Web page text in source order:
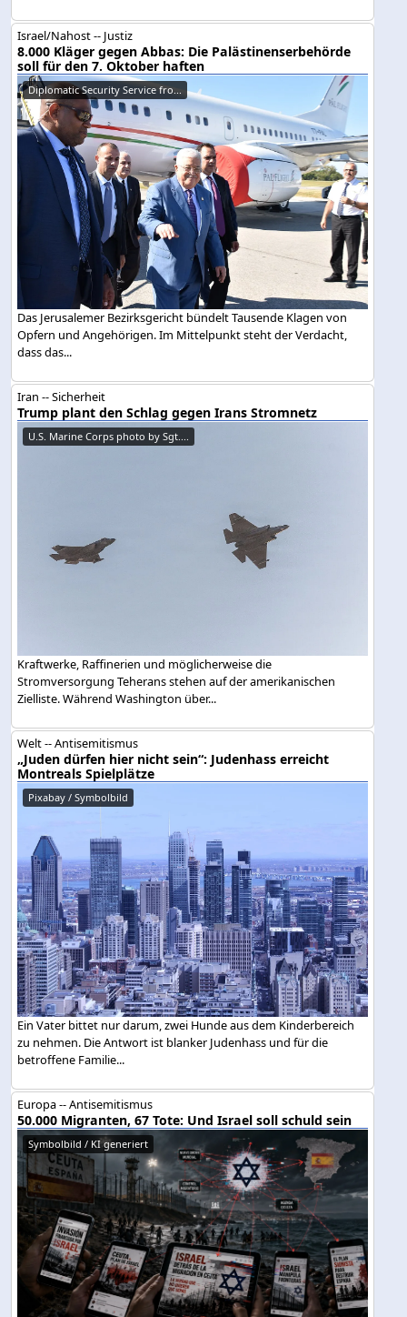
Israel/Nahost -- Justiz
8.000 Kläger gegen Abbas: Die Palästinenserbehörde
soll für den 7. Oktober haften
Diplomatic Security Service fro...
Das Jerusalemer Bezirksgericht bündelt Tausende Klagen von
Opfern und Angehörigen. Im Mittelpunkt steht der Verdacht,
dass das...
Iran -- Sicherheit
Trump plant den Schlag gegen Irans Stromnetz
U.S. Marine Corps photo by Sgt....
Kraftwerke, Raffinerien und möglicherweise die
Stromversorgung Teherans stehen auf der amerikanischen
Zielliste. Während Washington über...
Welt -- Antisemitismus
„Juden dürfen hier nicht sein“: Judenhass erreicht
Montreals Spielplätze
Pixabay / Symbolbild
Ein Vater bittet nur darum, zwei Hunde aus dem Kinderbereich
zu nehmen. Die Antwort ist blanker Judenhass und für die
betroffene Familie...
Europa -- Antisemitismus
50.000 Migranten, 67 Tote: Und Israel soll schuld sein
Symbolbild / KI generiert